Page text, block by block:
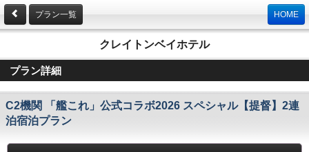
プラン一覧 HOME
クレイトンベイホテル
プラン詳細
C2機関 「艦これ」公式コラボ2026 スペシャル【提督】2連
泊宿泊プラン